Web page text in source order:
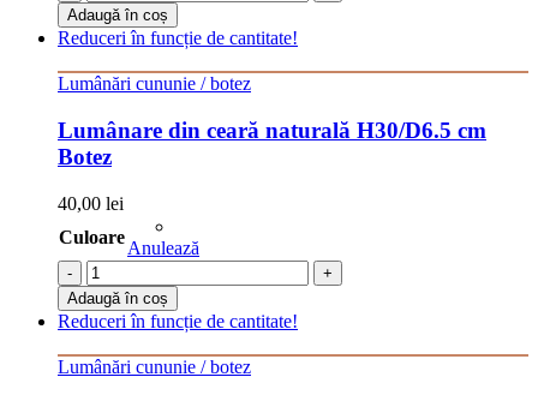
Adaugă în coș
Reduceri în funcție de cantitate!
Lumânări cununie / botez
Lumânare din ceară naturală H30/D6.5 cm
Botez
40,00 lei
Culoare
Anulează
-
+
Adaugă în coș
Reduceri în funcție de cantitate!
Lumânări cununie / botez